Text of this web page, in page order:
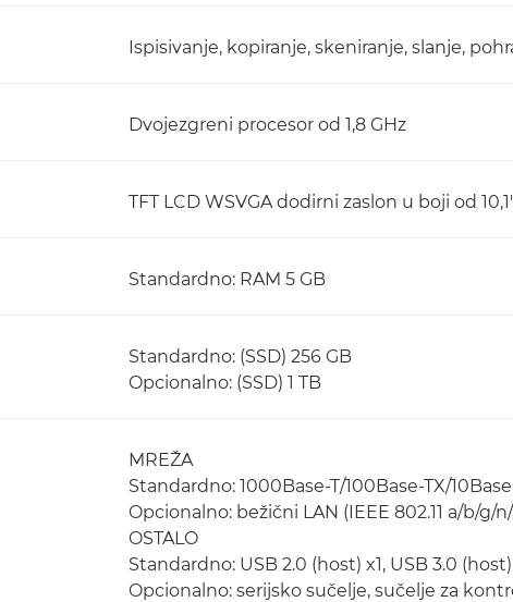
Ispisivanje, kopiranje, skeniranje, slanje,
Dvojezgreni procesor od 1,8 GHz
TFT LCD WSVGA dodirni zaslon u boji od
Standardno: RAM 5 GB
Standardno: (SSD) 256 GB
Opcionalno: (SSD) 1 TB
MREŽA
Standardno: 1000Base-T/100Base-TX/
Opcionalno: bežični LAN (IEEE 802.11 a/b/g/
OSTALO
Standardno: USB 2.0 (host) x1, USB 3.0 (host)
Opcionalno: serijsko sučelje, sučelje za